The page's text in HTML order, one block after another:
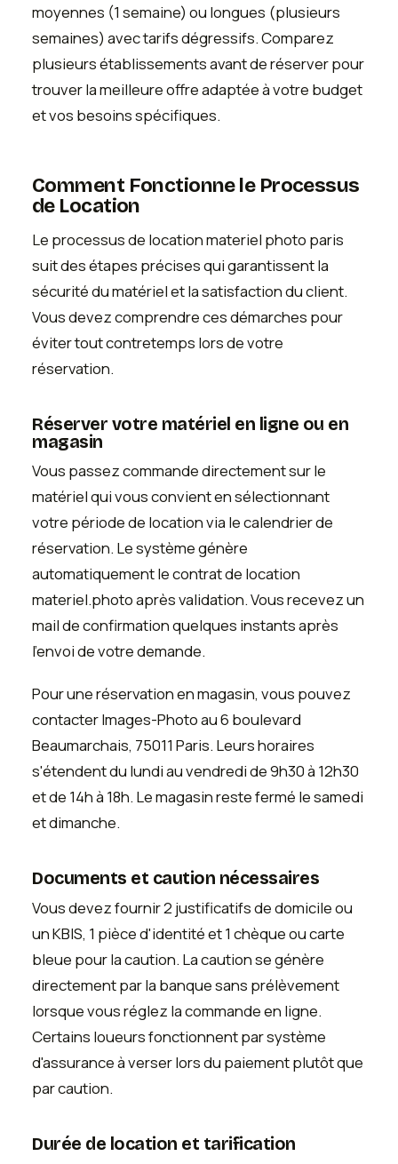
moyennes (1 semaine) ou longues (plusieurs
semaines) avec tarifs dégressifs. Comparez
plusieurs établissements avant de réserver pour
trouver la meilleure offre adaptée à votre budget
et vos besoins spécifiques.
Comment Fonctionne le Processus
de Location
Le processus de location materiel photo paris
suit des étapes précises qui garantissent la
sécurité du matériel et la satisfaction du client.
Vous devez comprendre ces démarches pour
éviter tout contretemps lors de votre
réservation.
Réserver votre matériel en ligne ou en
magasin
Vous passez commande directement sur le
matériel qui vous convient en sélectionnant
votre période de location via le calendrier de
réservation. Le système génère
automatiquement le contrat de location
materiel.photo après validation. Vous recevez un
mail de confirmation quelques instants après
l'envoi de votre demande.
Pour une réservation en magasin, vous pouvez
contacter Images-Photo au 6 boulevard
Beaumarchais, 75011 Paris. Leurs horaires
s'étendent du lundi au vendredi de 9h30 à 12h30
et de 14h à 18h. Le magasin reste fermé le samedi
et dimanche.
Documents et caution nécessaires
Vous devez fournir 2 justificatifs de domicile ou
un KBIS, 1 pièce d'identité et 1 chèque ou carte
bleue pour la caution. La caution se génère
directement par la banque sans prélèvement
lorsque vous réglez la commande en ligne.
Certains loueurs fonctionnent par système
d'assurance à verser lors du paiement plutôt que
par caution.
Durée de location et tarification